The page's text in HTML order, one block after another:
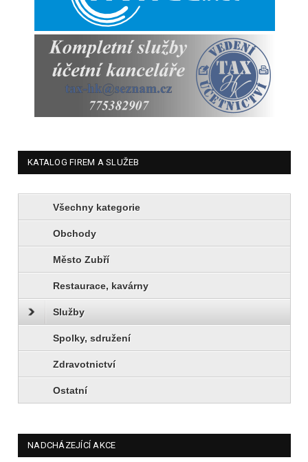
KATALOG FIREM A SLUŽEB
Všechny kategorie
Obchody
Město Zubří
Restaurace, kavárny
Služby
Spolky, sdružení
Zdravotnictví
Ostatní
NADCHÁZEJÍCÍ AKCE